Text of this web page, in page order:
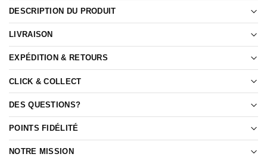
DESCRIPTION DU PRODUIT
LIVRAISON
EXPÉDITION & RETOURS
CLICK & COLLECT
DES QUESTIONS?
POINTS FIDÉLITÉ
NOTRE MISSION